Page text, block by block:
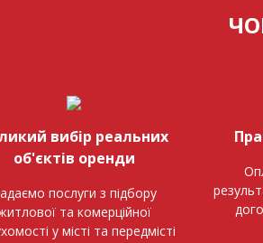
вибір реальних
об'єктів оренди
послуги з підбору
та комерційної
у місті та передмісті